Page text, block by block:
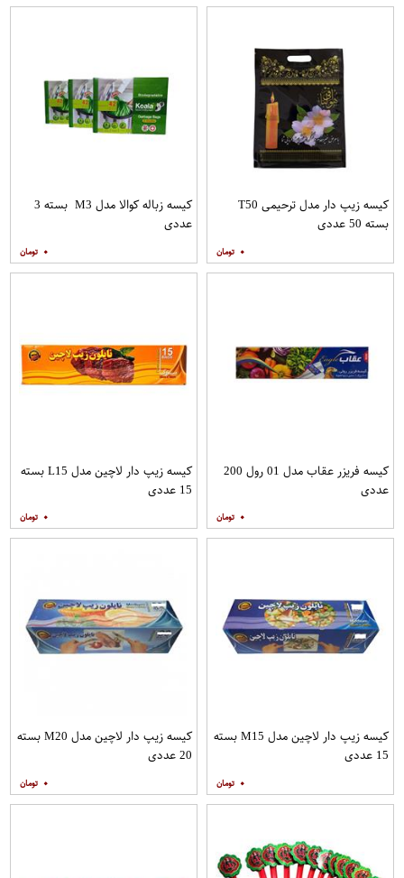
کیسه زیپ دار مدل ترحیمی T50
بسته 50 عددی
۰
کیسه زباله کوالا مدل M3 بسته 3
عددی
۰
کیسه فریزر عقاب مدل 01 رول 200
عددی
۰
کیسه زیپ دار لاچین مدل L15 بسته
15 عددی
۰
کیسه زیپ دار لاچین مدل M15 بسته
15 عددی
۰
کیسه زیپ دار لاچین مدل M20 بسته
20 عددی
۰